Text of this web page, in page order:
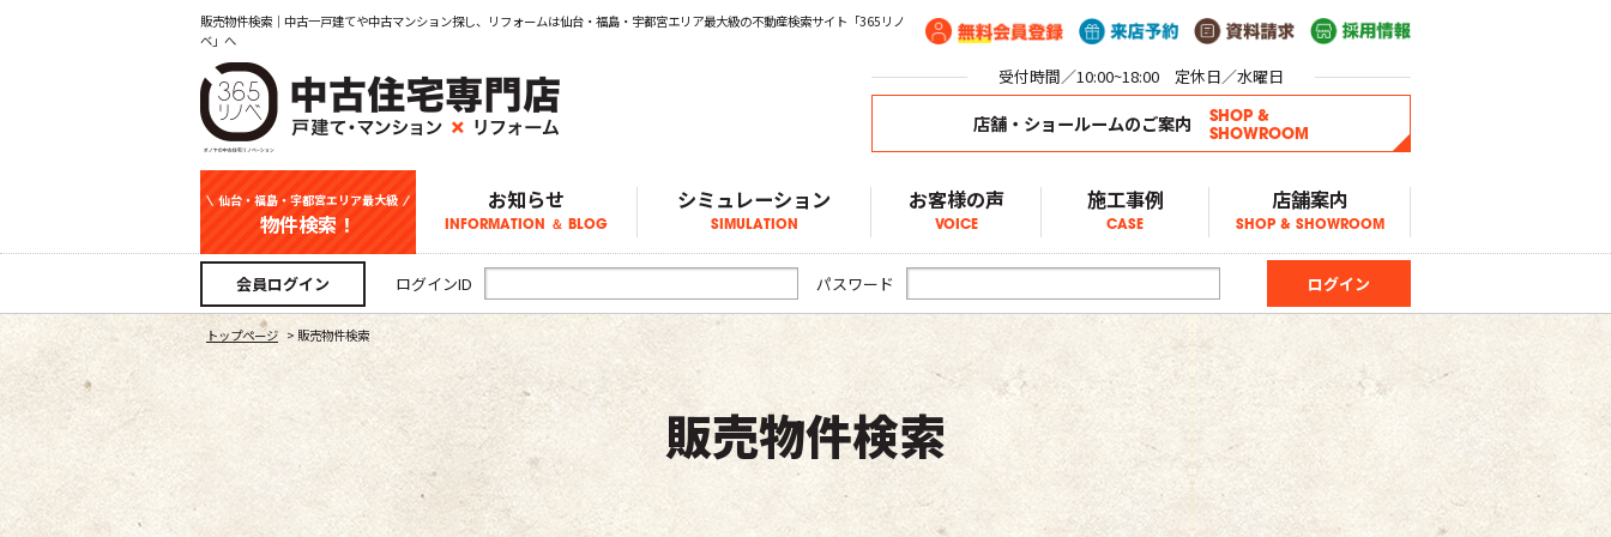
販売物件検索｜中古一戸建てや中古マンション探し、リフォームは仙台・福島・宇都宮エリア最大級の不動産検索サイト「365リノ
ベ」へ
受付時間／10:00~18:00 定休日／水曜日
店舗・ショールームのご案内
SHOP &
SHOWROOM
仙台・福島・宇都宮エリア最大級
物件検索！
中古一戸建て
マンション
新築一戸建て
土地
事業用
お知らせ
INFORMATION ＆ BLOG
お知らせ
仙台エリア物件情報
福島エリア物件情報
宇都宮エリア物件情報
スタッフブログ
シミュレーション
SIMULATION
お客様の声
VOICE
施工事例
CASE
店舗案内
SHOP & SHOWROOM
会員ログイン ログインID パスワード
トップページ > 販売物件検索
販売物件検索